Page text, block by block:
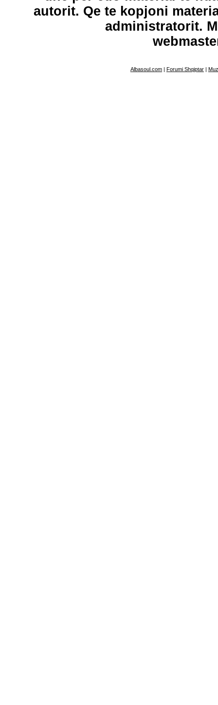
autorit. Qe te kopjoni
administratorit.
Albasoul.com | Forumi Shqiptar |